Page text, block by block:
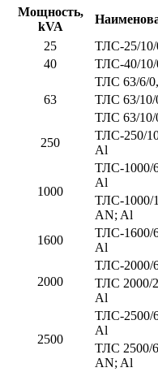
Мощность,
kVA
25
ТЛС-25/
40
ТЛС-40/
63
ТЛС 63/6/
ТЛС 63/10/
ТЛС 63/10/
250
ТЛС-250/
Al
1000
ТЛС-1000/
Al
ТЛС-1000/
AN; Al
1600
ТЛС-1600/
Al
2000
ТЛС-2000/
ТЛС 2000/
Al
2500
ТЛС-2500/
Al
ТЛС 2500/
AN; Al